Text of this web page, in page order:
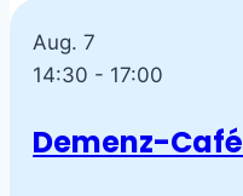
Aug.7
14:30 - 17:00
Demenz-Café